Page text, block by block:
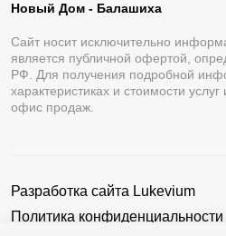
Новый Дом - Балашиха
Сайт носит исключительно
является публичной офертой,
РФ. Для получения подробной
характеристиках и стоимости
офис продаж.
Разработка сайта Lukevium
Политика конфиденциальности